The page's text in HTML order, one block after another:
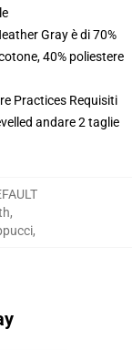
Gray è di 70%
40% poliestere
Practices Requisiti
andare 2 taglie
,
,